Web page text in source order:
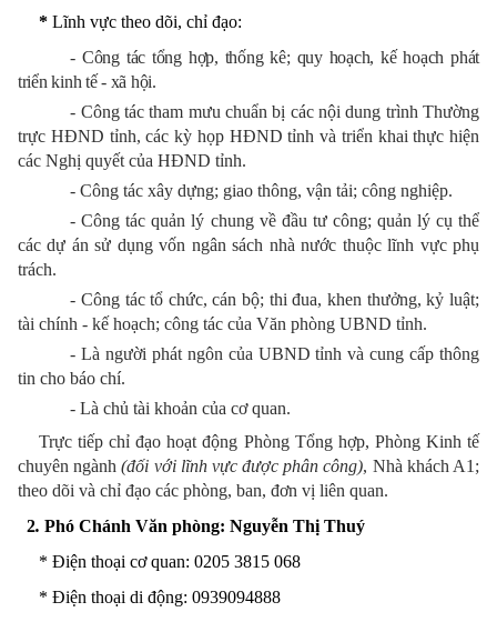
* Lĩnh vực theo dõi, chỉ đạo:
- Công tác tổng hợp, thống kê; quy hoạch, kế hoạch phát
triển kinh tế - xã hội.
- Công tác tham mưu chuẩn bị các nội dung trình Thường
trực HĐND tỉnh, các kỳ họp HĐND tỉnh và triển khai thực hiện
các Nghị quyết của HĐND tỉnh.
- Công tác xây dựng; giao thông, vận tải; công nghiệp.
- Công tác quản lý chung về đầu tư công; quản lý cụ thể
các dự án sử dụng vốn ngân sách nhà nước thuộc lĩnh vực phụ
trách.
- Công tác tổ chức, cán bộ; thi đua, khen thưởng, kỷ luật;
tài chính - kế hoạch; công tác của Văn phòng UBND tỉnh.
- Là người phát ngôn của UBND tỉnh và cung cấp thông
tin cho báo chí.
- Là chủ tài khoản của cơ quan.
Trực tiếp chỉ đạo hoạt động Phòng Tổng hợp, Phòng Kinh tế
chuyên ngành(đối với lĩnh vực được phân công), Nhà khách A1;
theo dõi và chỉ đạo các phòng, ban, đơn vị liên quan.
2. Phó Chánh Văn phòng: Nguyễn Thị Thuý
* Điện thoại cơ quan: 0205 3815 068
* Điện thoại di động: 0939094888